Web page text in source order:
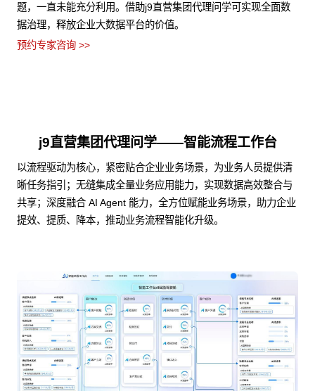
题，一直未能充分利用。借助j9直营集团代理问学可实现全面数
据治理，释放企业大数据平台的价值。
预约专家咨询 >>
j9直营集团代理问学——智能流程工作台
以流程驱动为核心，紧密贴合企业业务场景，为业务人员提供清
晰任务指引；无缝集成全量业务应用能力，实现数据高效整合与
共享；深度融合 AI Agent 能力，全方位赋能业务场景，助力企业
提效、提质、降本，推动业务流程智能化升级。